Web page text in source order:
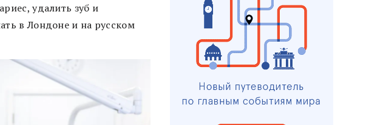
удалить зуб и
в Лондоне и на русском